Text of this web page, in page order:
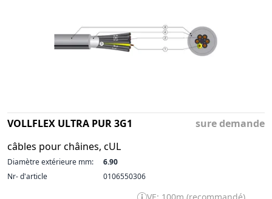
VOLLFLEX ULTRA PUR 3G1
câbles pour châines, cUL
sure demande
Diamètre extérieure mm:
6.90
Nr- d'article
0106550306